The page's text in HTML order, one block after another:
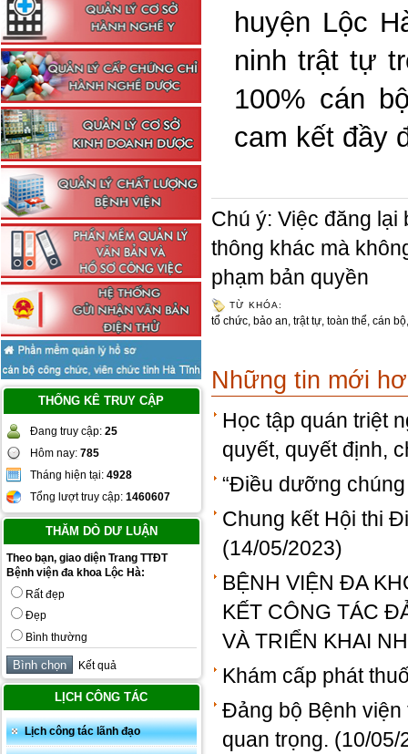
THỐNG KÊ TRUY CẬP
Đang truy cập: 25
Hôm nay: 785
Tháng hiện tại: 4928
Tổng lượt truy cập: 1460607
THĂM DÒ DƯ LUẬN
Theo bạn, giao diện Trang TTĐT
Bệnh viện đa khoa Lộc Hà:
Rất đẹp
Đẹp
Bình thường
Kết quả
LỊCH CÔNG TÁC
Lịch công tác lãnh đạo
huyện Lộc
ninh trật tự
100% cán
cam kết đầy
Chú ý: Việc đăng
thông khác mà
phạm bản quyền
TỪ KHÓA:
tổ chức, bảo an, trật tự, toàn thể, cán bộ
Những tin mới
Học tập quán triệt
quyết, quyết định,
“Điều dưỡng
Chung kết Hội thi
(14/05/2023)
BỆNH VIỆN ĐA
KẾT CÔNG TÁC
VÀ TRIỂN KHAI
Khám cấp phát
Đảng bộ Bệnh viện
quan trọng. (10/05/